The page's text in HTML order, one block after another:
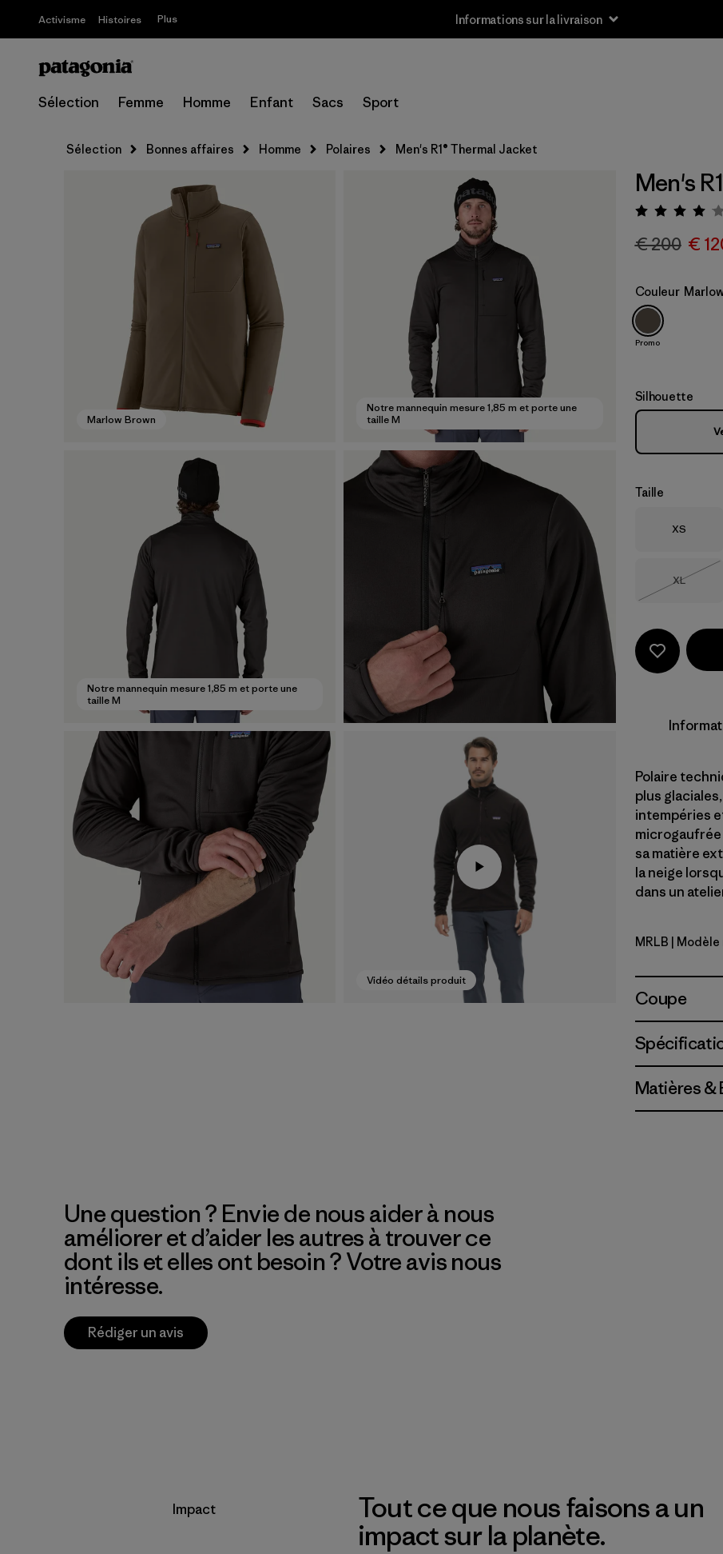
Activisme Histoires Plus Informations sur la livraison
Sélection Femme Homme Enfant Sacs Sport
Sélection Bonnes affaires Homme Polaires Men's R1® Thermal Jacket
Marlow Brown
Notre mannequin mesure 1,85 m et porte une
taille M
Notre mannequin mesure 1,85 m et porte une
taille M
Vidéo détails produit
Men's
€ 200 €
Couleur
Promo
Silhouette
Taille
Taille
XS
Taille
XL
Polaire
plus
intempéries
sa matière
la neige
dans un
Marlow
MRLB | Modèle
Coupe
Matières &
Une question ? Envie de nous aider à nous
améliorer et d’aider les autres à trouver ce
dont ils et elles ont besoin ? Votre avis nous
intéresse.
Rédiger un avis
Impact
Tout ce que nous faisons a un
impact sur la planète.